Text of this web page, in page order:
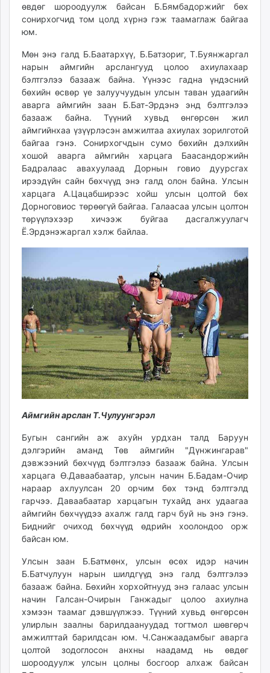
өвдөг шороодуулж байсан Б.Бямбадоржийг бөх
сонирхогчид том цолд хүрнэ гэж таамаглаж байгаа
юм.
Мөн энэ галд Б.Баатархүү, Б.Батзориг, Т.Буянжаргал
нарын аймгийн арслангууд цолоо ахиулахаар
бэлтгэлээ базааж байна. Үүнээс гадна үндэсний
бөхийн өсвөр үе залуучуудын улсын таван удаагийн
аварга аймгийн заан Б.Бат-Эрдэнэ энд бэлтгэлээ
базааж байна. Түүний хувьд өнгөрсөн жил
аймгийнхаа үзүүрлэсэн амжилтаа ахиулах зорилготой
байгаа гэнэ. Сонирхогчдын сумо бөхийн дэлхийн
хошой аварга аймгийн харцага Баасандоржийн
Бадралаас авахуулаад Дорнын говио дуурсгах
ирээдүйн сайн бөхчүүд энэ галд олон байна. Улсын
харцага А.Цацабширээс хойш улсын цолтой бөх
Дорноговиос төрөөгүй байгаа. Галаасаа улсын цолтон
төрүүлэхээр хичээж буйгаа дасгалжуулагч
Ё.Эрдэнэжаргал хэлж байлаа.
Аймгийн арслан Т.Чулуунгэрэл
Бугын сангийн аж ахуйн урдхан талд Баруун
дэлгэрийн аманд Төв аймгийн "Дүнжингарав"
дэвжээний бөхчүүд бэлтгэлээ базааж байна. Улсын
харцага Ө.Даваабаатар, улсын начин Б.Бадам-Очир
нараар ахлуулсан 20 орчим бөх тэнд бэлтгэлд
гарчээ. Даваабаатар харцагын тухайд анх удаагаа
аймгийн бөхчүүдээ ахалж галд гарч буй нь энэ гэнэ.
Биднийг очиход бөхчүүд өдрийн хоолондоо орж
байсан юм.
Улсын заан Б.Батмөнх, улсын өсөх идэр начин
Б.Батчулуун нарын шилдгүүд энэ галд бэлтгэлээ
базааж байна. Бөхийн хорхойтнууд энэ галаас улсын
начин Галсан-Очирын Ганжадыг цолоо ахиулна
хэмээн таамаг дэвшүүлжээ. Түүний хувьд өнгөрсөн
улирлын заалны барилдаануудад тогтмол шөвгөрч
амжилттай барилдсан юм. Ч.Санжаадамбыг аварга
цолтой зодоглосон анхны наадамд нь өвдөг
шороодуулж улсын цолны босгоор алхаж байсан